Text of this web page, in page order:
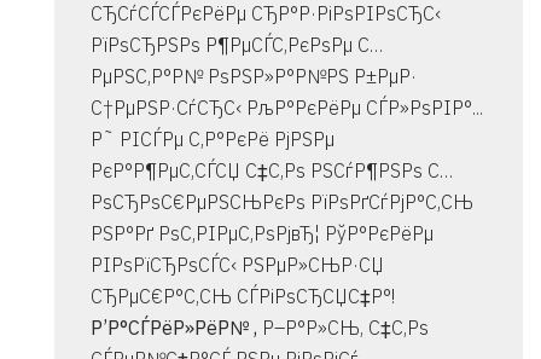
СЂСѓСЃСЃРєРёРµ СЂР°Р·РіРѕРІРѕСЂС‹
РїРѕСЂРЅРѕ Р¶РµСЃС‚РєРѕРµ С…
РµРЅС‚Р°Р№ РѕРЅР»Р°Р№РЅ Р±РµР·
С†РµРЅР·СѓСЂС‹ РљР°РєРёРµ СЃР»РѕРІР°...
Р˜ РІСЃРµ С‚Р°РєРё РјРЅРµ
РєР°Р¶РµС‚СЃСЏ С‡С‚Рѕ РЅСѓР¶РЅРѕ С…
РѕСЂРѕС€РµРЅСЊРєРѕ РїРѕРґСѓРјР°С‚СЊ
РЅР°Рґ РѕС‚РІРµС‚РѕРјвЂ¦ РўР°РєРёРµ
РІРѕРїСЂРѕСЃС‹ РЅРµР»СЊР·СЏ
СЂРµС€Р°С‚СЊ СЃРіРѕСЂСЏС‡Р°!
Р’Р°СЃРёР»РёР№ , Р–Р°Р»СЊ, С‡С‚Рѕ